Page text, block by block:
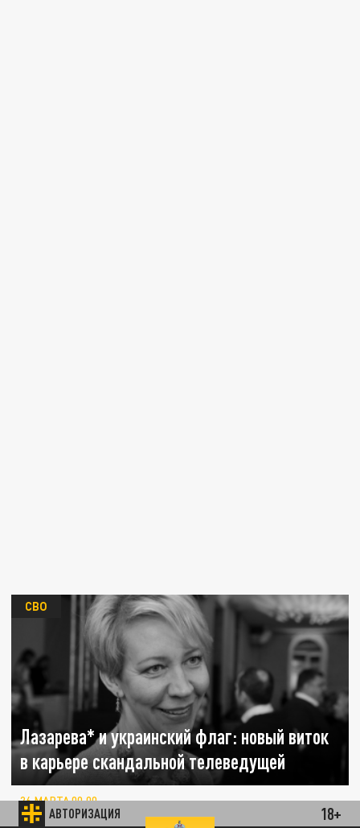
АВТОРИЗАЦИЯ 18+
Лазарева* и украинский флаг: новый виток
в карьере скандальной телеведущей
СВО
26 МАРТА 00:00
Журналистка сняла видео на фоне флага